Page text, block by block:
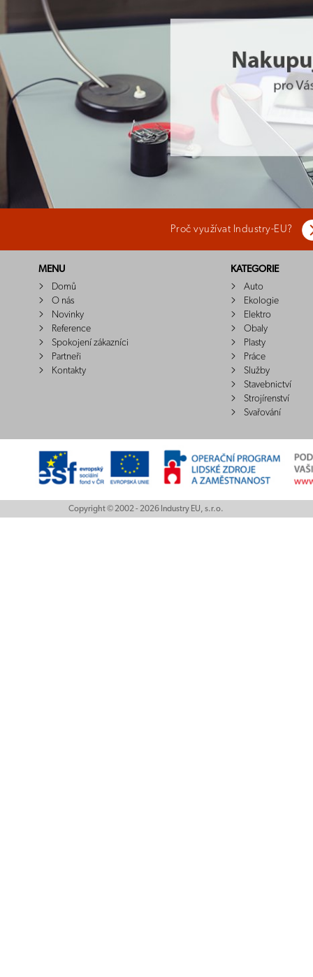
Proč využívat Industry-EU?
MENU
Domů
O nás
Novinky
Reference
Spokojení zákazníci
Partneři
Kontakty
KATEGORIE
Auto
Ekologie
Elektro
Obaly
Plasty
Práce
Služby
Stavebnictví
Strojírenství
Svařování
Copyright © 2002 - 2026 Industry EU, s.r.o.